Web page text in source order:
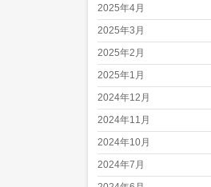
2025年4月
2025年3月
2025年2月
2025年1月
2024年12月
2024年11月
2024年10月
2024年7月